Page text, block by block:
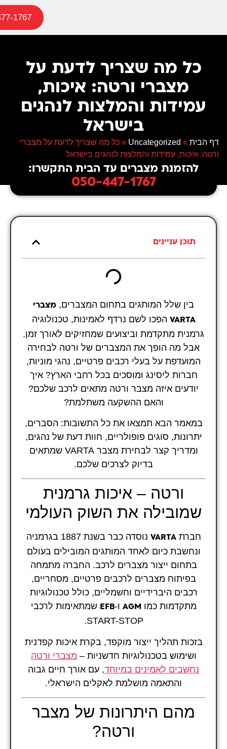
1767
כל מה שצריך לדעת על
מצברי ורטה: איכות,
עמידות והמלצות לנהגים
בישראל
דף הבית »
Uncategorized
» כל מה שצריך לדעת על מצברי
ורטה: איכות, עמידות והמלצות לנהגים בישראל
להזמנת מצברים עד הבית התקשרו:
050-447-1767
תוכן עניינים
בין שלל המותגים בתחום המצברים, מצברי
VARTA הפכו לשם נרדף לאמינות, טכנולוגיה
גרמנית מתקדמת וביצועים שמחזיקים לאורך זמן.
אבל מה הופך את המצברים של ורטה לבחירה
המועדפת על בעלי רכבים פרטיים, נהגי מוניות,
חברות ליסינג ומוסכים בכל רחבי הארץ? איך
יודעים איזה מצבר ורטה מתאים לרכב שלכם?
והאם ההשקעה משתלמת?
במאמר הבא תמצאו את כל התשובות: הסברים,
יתרונות, סוגים פופולריים, חוות דעת של נהגים,
ומדריך קצר לבחירת מצבר VARTA שמתאים
בדיוק לצרכים שלכם.
ורטה – איכות גרמנית
שמובילה את השוק העולמי
חברתVARTA
נוסדה כבר בשנת 1887 בגרמניה
ונחשבת כיום לאחד המותגים המובילים בעולם
בתחום ייצור מצברים לרכב. החברה מתמחה
בפיתוח מצברים לרכבים פרטיים, מסחריים,
רכבים היברידיים וחשמליים, כולל טכנולוגיות
מתקדמות כמוAGM ו-EFB שמתאימות לרכבי
START-STOP.
בזכות תהליך ייצור מוקפד, בקרת איכות קפדנית
ושימוש בטכנולוגיות חדשניות – מצברי ורטה
נחשבים לאמינים במיוחד, עם אורך חיים גבוה
והתאמה מושלמת לאקלים הישראלי.
מהם היתרונות של מצבר
ורטה?